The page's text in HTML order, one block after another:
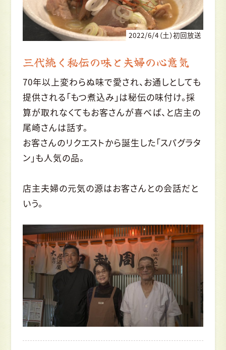
2022/6/4（土）初回放送
三代続く秘伝の味と夫婦の心意気
70年以上変わらぬ味で愛され、お通しとしても
提供される「もつ煮込み」は秘伝の味付け。採
算が取れなくてもお客さんが喜べば、と店主の
尾崎さんは話す。
お客さんのリクエストから誕生した「スパグラタ
ン」も人気の品。
店主夫婦の元気の源はお客さんとの会話だと
いう。